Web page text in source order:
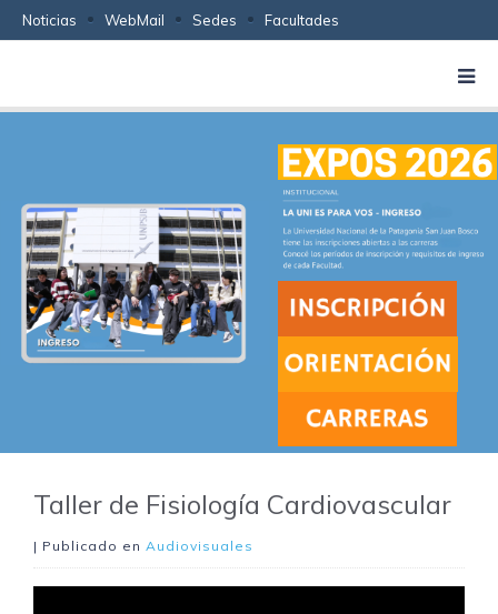
Noticias WebMail Sedes Facultades
Taller de Fisiología Cardiovascular
| Publicado en Audiovisuales